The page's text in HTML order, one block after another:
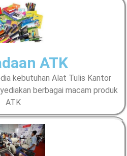
ATK
kebutuhan Alat Tulis Kantor
berbagai macam produk
ATK